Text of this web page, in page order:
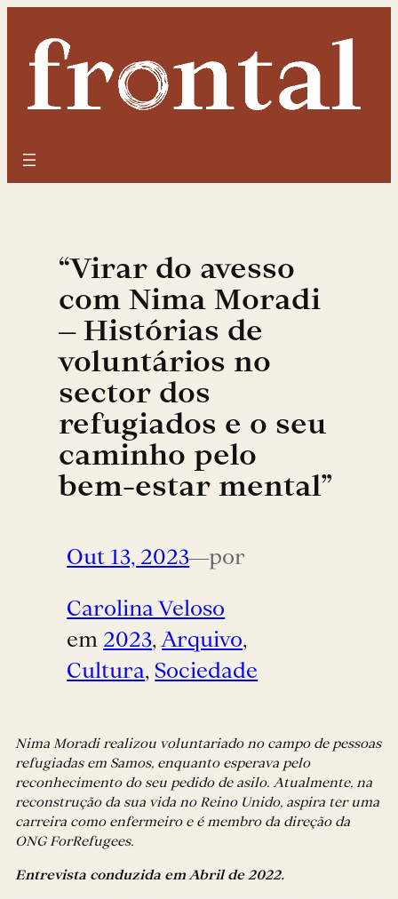
para
“Virar do avesso
com Nima Moradi
– Histórias de
voluntários no
sector dos
refugiados e o seu
caminho pelo
bem-estar mental”
Out 13, 2023—por
Carolina Veloso
em 2023, Arquivo
Cultura, Sociedade
Nima Moradi realizou voluntariado no campo de pessoas
refugiadas em Samos, enquanto esperava pelo
reconhecimento do seu pedido de asilo. Atualmente, na
reconstrução da sua vida no Reino Unido, aspira ter uma
carreira como enfermeiro e é membro da direção da
ONG ForRefugees.
Entrevista conduzida em Abril de 2022.